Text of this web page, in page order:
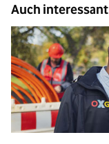
Auch interessant